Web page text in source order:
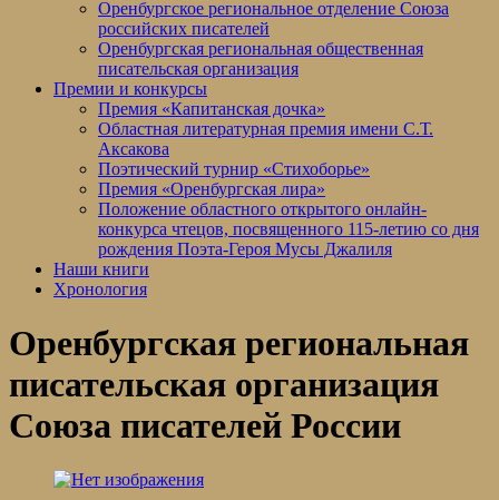
Оренбургское региональное отделение Союза
российских писателей
Оренбургская региональная общественная
писательская организация
Премии и конкурсы
Премия «Капитанская дочка»
Областная литературная премия имени С.Т.
Аксакова
Поэтический турнир «Стихоборье»
Премия «Оренбургская лира»
Положение областного открытого онлайн-
конкурса чтецов, посвященного 115-летию со дня
рождения Поэта-Героя Мусы Джалиля
Наши книги
Хронология
Оренбургская региональная
писательская организация
Союза писателей России